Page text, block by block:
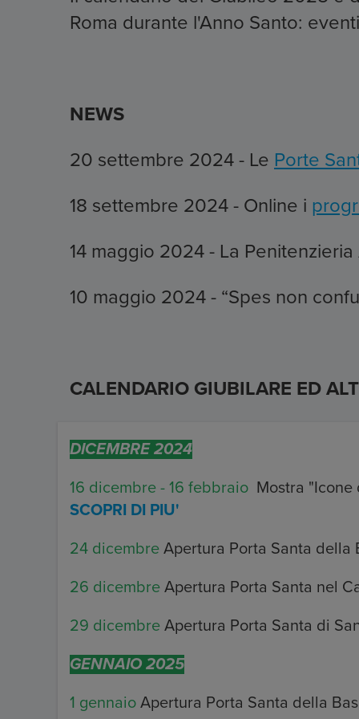
Roma durante l'Anno Santo:
NEWS
20 settembre 2024 - Le Porte
18 settembre 2024 - Online i
14 maggio 2024 - La
10 maggio 2024 - “Spes non
CALENDARIO GIUBILARE ED
DICEMBRE 2024
16 dicembre - 16 febbraio Mostra
SCOPRI DI PIU'
24 dicembre Apertura Porta Santa della
26 dicembre Apertura Porta Santa nel
29 dicembre Apertura Porta Santa di
GENNAIO 2025
1 gennaio Apertura Porta Santa della